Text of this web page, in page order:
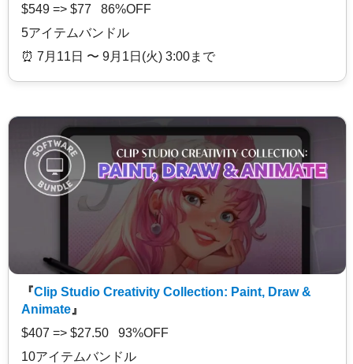
$549 => $77 86%OFF
5アイテムバンドル
⏰️ 7月11日 〜 9月1日(火) 3:00まで
『Clip Studio Creativity Collection: Paint, Draw &
Animate 』
$407 => $27.50 93%OFF
10アイテムバンドル